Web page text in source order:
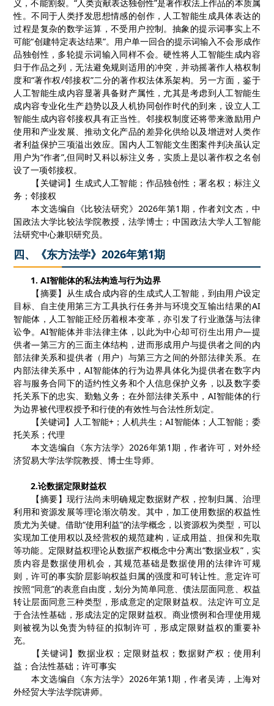
义，不能割裂。 “人类贡献表达独创性”是著作权法上作品的本质属
性。不同于人类抒发思想情感的创作，人工智能生成具体表达的
过程是复杂的数学运算，不受用户控制。抽象的提示词事实上不
可能“创建特定表达结果”。用户单一回合的提示词输入不会形成作
品独创性，多轮提示词输入同样不会。硬性将人工智能生成内容
归于作品之列，无法避免规则适用的冲突，并动摇著作人格权制
度和“著作权/邻接权”二分的著作权法体系架构。另一方面，鉴于
人工智能生成内容显著具备财产属性，尤其是考虑到人工智能生
成内容专业化生产趋势以及人机协同创作时代的到来，设立人工
智能生成内容邻接权具有正当性。邻接权制度还将带来激励用户
使用和产业发展、推动文化产品的差异化供给以及增进对人类作
者利益保护三项溢出效应。国内人工智能文生图案件判决虽认定
用户为“作者”,但同时又科以标注义务，实质上是以著作权之名创
设了一项邻接权。
【关键词】生成式人工智能；作品独创性；署名权；标注义
务；邻接权
本文选编自《比较法研究》 2026年第1 期，作者刘文杰，中
国政法大学比较法学院教授，法学博士；中国政法大学人工智能
法研究中心兼职研究员。
四、《东方法学》2026年第1期
1. AI智能体的私法构造与行为边界
【摘要】从生成合成内容的生成式人工智能，到由用户设定
目标、自主使用第三方工具执行任务并与环境交互输出结果的AI
智能体，人工智能正经历着根本变革，亦引发了行业激荡与法律
讼争。 AI智能体并非法律主体，以此为中心却可衍生出用户—提
供者—第三方的三面主体结构，进而形成用户与提供者之间的内
部法律关系和提供者（用户）与第三方之间的外部法律关系。在
内部法律关系中， AI智能体的行为边界具体化为提供者在数字内
容与服务合同下的适约性义务和个人信息保护义务，以及数字委
托关系下的忠实、勤勉义务；在外部法律关系中， AI智能体的行
为边界被代理权授予和行使的有效性与合法性所划定。
【关键词】人工智能+；人机共生；AI智能体；人工智能；委
托关系；代理
本文选编自《东方法学》2026年第1期，作者许可，对外经
济贸易大学法学院教授、博士生导师。
2.论数据定限财益权
【摘要】 现行法尚未明确规定数据财产权，控制归属、治理
利用和资源发展等理论渐次萌发。其中，加工使用数据的权益性
质尤为关键。借助“使用利益”的法学概念，以资源权为类型，可以
实现加工使用权以及经营权的规范建构，证成用益、担保和先取
等功能。定限财益权理论从数据产权概念中分离出“数据业权”， 实
质内容是数据使用机会，其规范基础是数据使用的法律许可规
则，许可的事实阶层影响权益归属的强度和可转让性。意定许可
按照“同意”的表意自由度，划分为简单同意、债法层面同意、权益
转让层面同意三种类型，形成意定的定限财益权。法定许可立足
于合法性基础，形成法定的定限财益权。商业惯例和合理使用规
则被视为以免责为特征的拟制许可，形成定限财益权的重要补
充。
【 关键词 】数据业权 ； 定限财益权 ； 数据财产权 ； 使用利
益 ；合法性基础 ；许可事实
本文选编自《东方法学》2026年第1期，作者吴涛，上海对
外经贸大学法学院讲师。